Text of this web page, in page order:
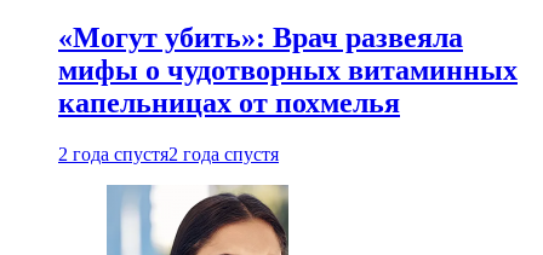
«Могут убить»: Врач развеяла
мифы о чудотворных витаминных
капельницах от похмелья
2 года спустя2 года спустя